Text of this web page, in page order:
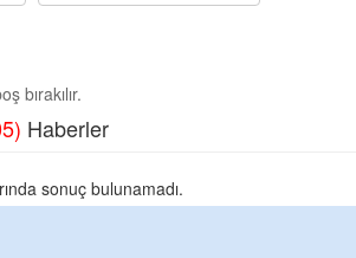
bırakılır.
Haberler
sonuç bulunamadı.